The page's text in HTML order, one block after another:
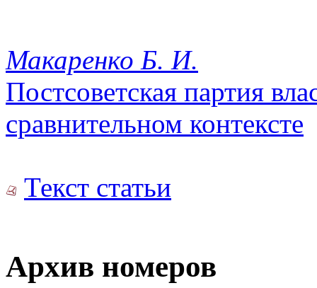
Макаренко Б. И.
Постсоветская партия
сравнительном контексте
Текст статьи
Архив номеров